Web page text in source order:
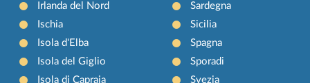
Irlanda del Nord
Ischia
Isola d'Elba
Isola del Giglio
Isola di Capraia
Sardegna
Sicilia
Spagna
Sporadi
Svezia